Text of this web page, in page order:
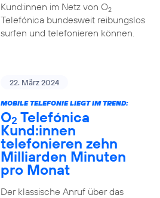
Kund:innen im Netz von O2
Telefónica bundesweit reibungslos
surfen und telefonieren können.
22. März 2024
MOBILE TELEFONIE LIEGT IM TREND:
O2 Telefónica
Kund:innen
telefonieren zehn
Milliarden Minuten
pro Monat
Der klassische Anruf über das